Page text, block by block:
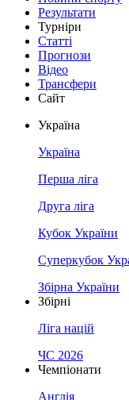
Результати
Турніри
Статті
Прогнози
Відео
Трансфери
Сайт
Україна
Україна
Перша ліга
Друга ліга
Кубок України
Суперкубок
Збірна України
Збірні
Ліга націй
ЧС 2026
Чемпіонати
Англія